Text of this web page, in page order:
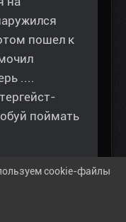
пошел к
....
поймать
cookie-файлы